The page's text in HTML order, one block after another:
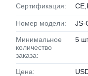
Сертификация:
Номер модели: JS-
Минимальное
количество
заказа:
5
Цена: